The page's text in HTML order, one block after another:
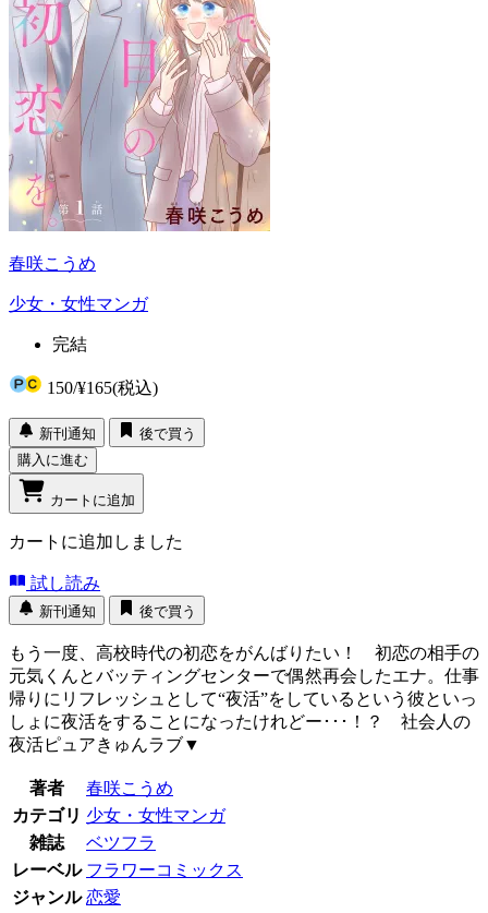
春咲こうめ
少女・女性マンガ
完結
150/¥165(税込)
新刊通知
後で買う
購入に進む
カートに追加
カートに追加しました
試し読み
新刊通知 後で買う
もう一度、高校時代の初恋をがんばりたい！ 初恋の相手の
元気くんとバッティングセンターで偶然再会したエナ。仕事
帰りにリフレッシュとして“夜活”をしているという彼といっ
しょに夜活をすることになったけれどー･･･！？ 社会人の
夜活ピュアきゅんラブ▼
著者
春咲こうめ
カテゴリ 少女・女性マンガ
雑誌
ベツフラ
レーベル フラワーコミックス
ジャンル 恋愛